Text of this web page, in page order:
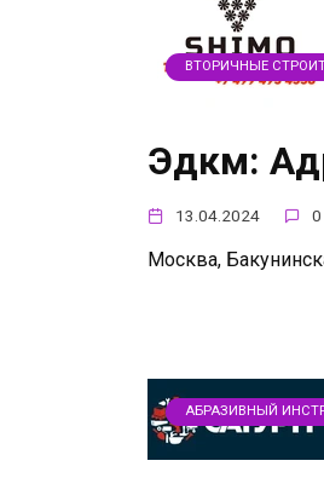
ВТОРИЧНЫЕ
Эдкм:
13.04.2024 0
Москва,
АБРАЗИВНЫЙ